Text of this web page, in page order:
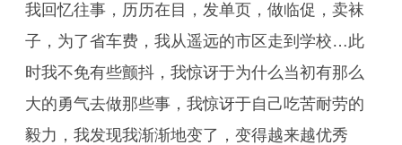
我回忆往事，历历在目，发单页，做临促，卖袜
子，为了省车费，我从遥远的市区走到学校…此
时我不免有些颤抖，我惊讶于为什么当初有那么
大的勇气去做那些事，我惊讶于自己吃苦耐劳的
毅力，我发现我渐渐地变了，变得越来越优秀